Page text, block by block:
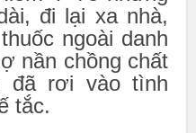
đi lại xa nhà,
ngoài danh
nần chồng chất
đã rơi vào tình
tắc.